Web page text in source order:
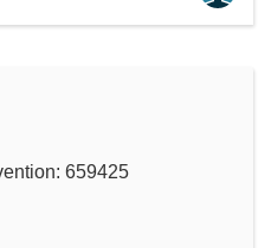
659425